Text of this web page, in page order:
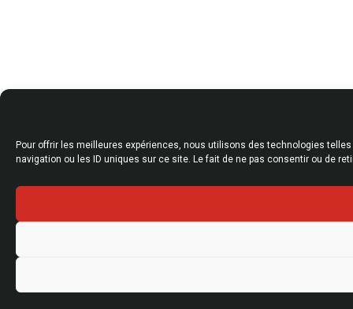
Pour offrir les meilleures expériences, nous utilisons des technologies
navigation ou les ID uniques sur ce site. Le fait de ne pas consentir ou de